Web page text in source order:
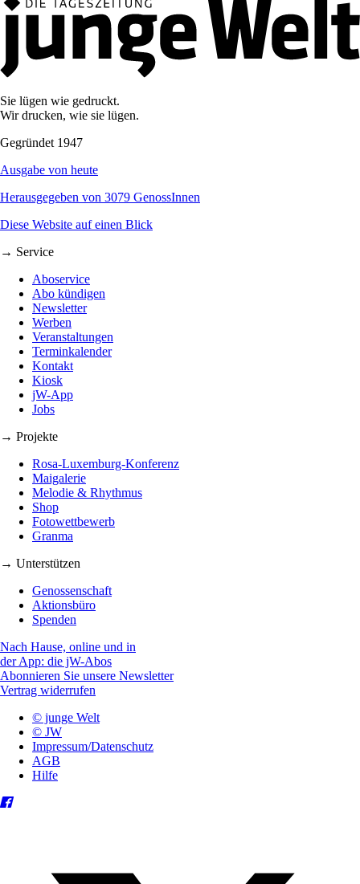
Sie lügen wie gedruckt.
Wir drucken, wie sie lügen.
Gegründet 1947
Ausgabe von heute
Herausgegeben von 3079 GenossInnen
Diese Website auf einen Blick
→ Service
Aboservice
Abo kündigen
Newsletter
Werben
Veranstaltungen
Terminkalender
Kontakt
Kiosk
jW-App
Jobs
→ Projekte
Rosa-Luxemburg-Konferenz
Maigalerie
Melodie & Rhythmus
Shop
Fotowettbewerb
Granma
→ Unterstützen
Genossenschaft
Aktionsbüro
Spenden
Nach Hause, online und in
der App: die jW-Abos
Abonnieren Sie unsere Newsletter
Vertrag widerrufen
© junge Welt
© JW
Impressum/Datenschutz
AGB
Hilfe